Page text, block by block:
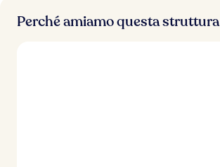
Perché amiamo questa struttura